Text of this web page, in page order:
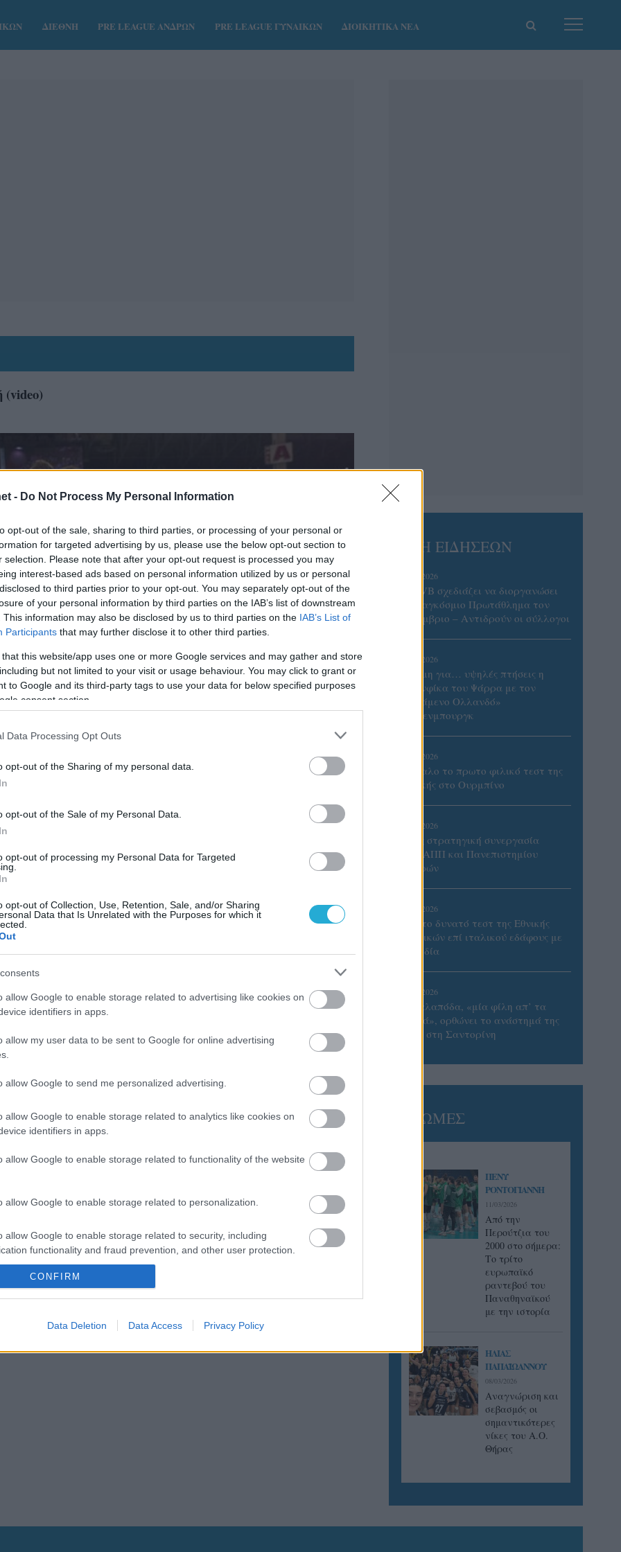
- Do Not Process My Personal Information
opt-out of the sale, sharing to third parties, or processing of your personal or
for targeted advertising by us, please use the below opt-out section to
selection. Please note that after your opt-out request is processed you may
interest-based ads based on personal information utilized by us or personal
to third parties prior to your opt-out. You may separately opt-out of the
of your personal information by third parties on the IAB’s list of downstream
This information may also be disclosed by us to third parties on the IAB’s List of
Participants that may further disclose it to other third parties.
that this website/app uses one or more Google services and may gather and store
but not limited to your visit or usage behaviour. You may click to grant or
to Google and its third-party tags to use your data for below specified purposes
consent section.
Data Processing Opt Outs
opt-out of the Sharing of my personal data.
opt-out of the Sale of my Personal Data.
opt-out of processing my Personal Data for Targeted
opt-out of Collection, Use, Retention, Sale, and/or Sharing
Data that Is Unrelated with the Purposes for which it
allow Google to enable storage related to advertising like cookies on
identifiers in apps.
allow my user data to be sent to Google for online advertising
allow Google to send me personalized advertising.
allow Google to enable storage related to analytics like cookies on
identifiers in apps.
allow Google to enable storage related to functionality of the website
allow Google to enable storage related to personalization.
allow Google to enable storage related to security, including
functionality and fraud prevention, and other user protection.
CONFIRM
Data Deletion Data Access Privacy Policy
ΔΙΕΘΝΗ PRE LEAGUE ΑΝΔΡΩΝ PRE LEAGUE ΓΥΝΑΙΚΩΝ ΔΙΟΙΚΗΤΙΚΑ ΝΕΑ
αγώνες κατέκτησε η Αργεντινή πριν από ένα 24ωρο
στον τελικό των ανδρών, ενώ το χάλκινο μετάλλιο
Καναδάς.
ΡΟΗ ΕΙΔΗΣΕΩΝ
06/08/2026
Η FIVB σχεδιάζει να διοργανώσει
το Παγκόσμιο Πρωτάθλημα τον
Δεκέμβριο – Αντιδρούν οι σύλλογοι
06/08/2026
Έτοιμη για… υψηλές πτήσεις η
Μπενφίκα του Ψάρρα με τον
«Ιπτάμενο Ολλανδό»
Βίλτενμπουργκ
05/08/2026
Ισόπαλο το πρωτο φιλικό τεστ της
Εθνικής στο Ουρμπίνο
05/08/2026
Προς στρατηγική συνεργασία
ΠΑΣΑΠΠ και Πανεπιστημίου
Πατρών
05/08/2026
Πρώτο δυνατό τεστ της Εθνικής
Γυναικών επί ιταλικού εδάφους με
Σουηδία
05/08/2026
Η Καλαπόδα, «μία φίλη απ’ τα
παλιά», ορθώνει το ανάστημά της
ξανά στη Σαντορίνη
ΓΝΩΜΕΣ
ΠΕΝΥ
ΡΟΝΤΟΓΙΑΝΝΗ
11/03/2026
Από την
Περούτζια του
2000 στο σήμερα:
Tο τρίτο
ευρωπαϊκό
ραντεβού του
Παναθηναϊκού
με την ιστορία
ΗΛΙΑΣ
ΠΑΠΑΪΩΑΝΝΟΥ
08/03/2026
Αναγνώριση και
σεβασμός οι
σημαντικότερες
νίκες του Α.Ο.
Θήρας